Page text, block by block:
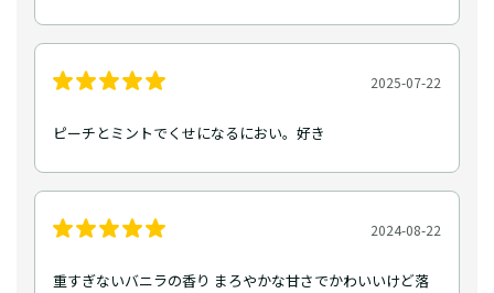
2025-07-22
ピーチとミントでくせになるにおい。好き
2024-08-22
重すぎないバニラの香り まろやかな甘さでかわいいけど落